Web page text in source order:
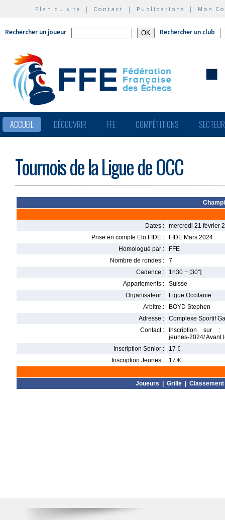
Plan du site | Contact | Publications | Mon
Rechercher un joueur Rechercher un club
ACCUEIL DÉCOUVRIR FFE COMPÉTITIONS
Tournois de la Ligue de OCC
Dates :
mercredi 21 février
Prise en compte Elo FIDE :
FIDE Mars 2024
Homologué par :
FFE
Nombre de rondes :
7
Cadence :
1h30 + [30'']
Appariements :
Suisse
Organisateur :
Ligue Occitanie
Arbitre :
BOYD Stephen
Adresse :
Complexe Sportif
Contact :
Inscription sur :
jeunes-2024/ Avant
Inscription Senior :
17 €
Inscription Jeunes :
17 €
Joueurs Grille Classement